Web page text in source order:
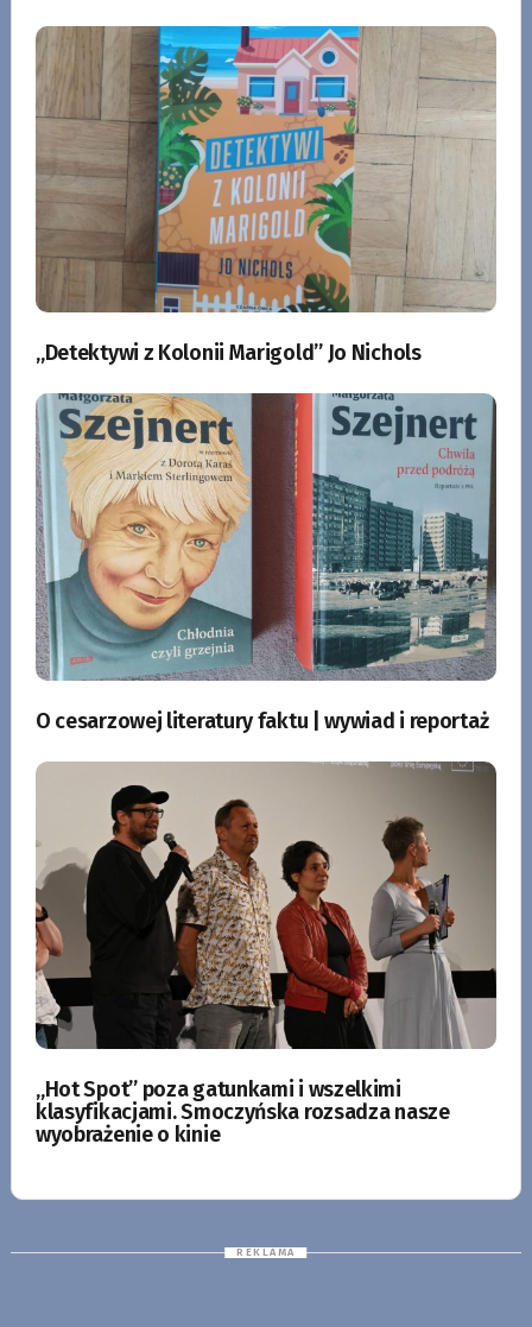
„Detektywi z Kolonii Marigold” Jo Nichols
O cesarzowej literatury faktu | wywiad i reportaż
„Hot Spot” poza gatunkami i wszelkimi
klasyfikacjami. Smoczyńska rozsadza nasze
wyobrażenie o kinie